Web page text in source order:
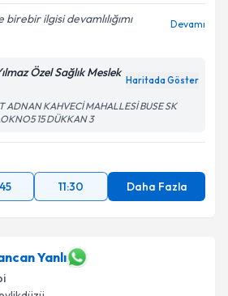
ilgisi devamlılığımı
Devamı
Özel Sağlık Meslek
Haritada Göster
ADNAN KAHVECİ MAHALLESİ BUSE SK
15 DÜKKAN 3
11:30 Daha Fazla
Yanlı